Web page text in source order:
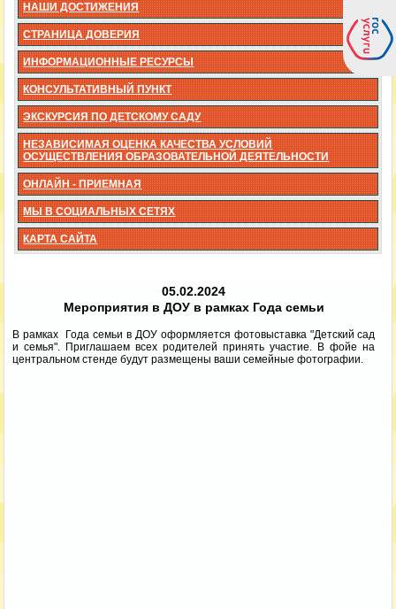
НАШИ ДОСТИЖЕНИЯ
СТРАНИЦА ДОВЕРИЯ
ИНФОРМАЦИОННЫЕ РЕСУРСЫ
КОНСУЛЬТАТИВНЫЙ ПУНКТ
ЭКСКУРСИЯ ПО ДЕТСКОМУ САДУ
НЕЗАВИСИМАЯ ОЦЕНКА КАЧЕСТВА УСЛОВИЙ
ОСУЩЕСТВЛЕНИЯ ОБРАЗОВАТЕЛЬНОЙ ДЕЯТЕЛЬНОСТИ
ОНЛАЙН - ПРИЕМНАЯ
МЫ В СОЦИАЛЬНЫХ СЕТЯХ
КАРТА САЙТА
05.02.2024
Мероприятия в ДОУ в рамках Года семьи
В рамках Года семьи в ДОУ оформляется фотовыставка "Детский сад
и семья". Приглашаем всех родителей принять участие. В фойе на
центральном стенде будут размещены ваши семейные фотографии.